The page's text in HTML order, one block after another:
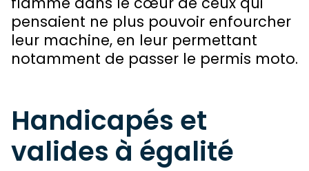
pensaient ne plus pouvoir enfourcher
leur machine, en leur permettant
notamment de passer le permis moto.
Handicapés et
valides à égalité